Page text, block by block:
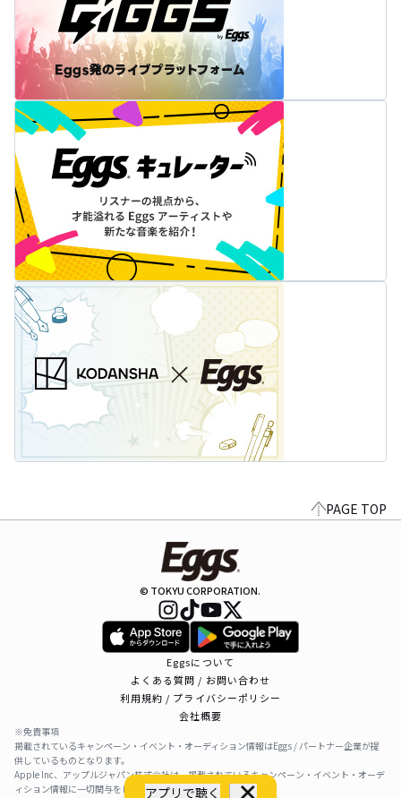
アプリで聴く
PAGE TOP
© TOKYU CORPORATION.
Eggsについて
よくある質問 / お問い合わせ
利用規約 / プライバシーポリシー
会社概要
※免責事項
掲載されているキャンペーン・イベント・オーディション情報はEggs / パートナー企業が提
供しているものとなります。
Apple Inc、アップルジャパン株式会社は、掲載されているキャンペーン・イベント・オーデ
ィション情報に一切関与をしておりません。